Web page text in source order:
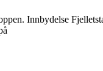
Innbydelse